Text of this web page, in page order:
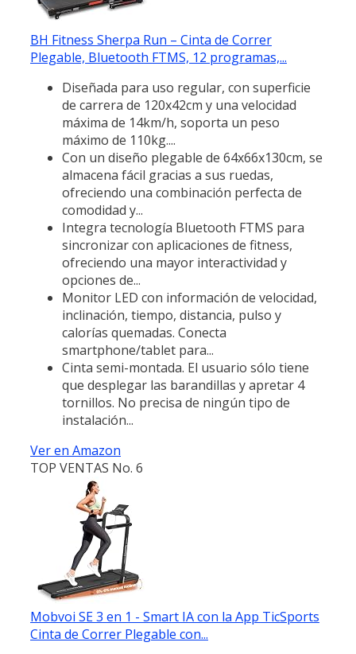
BH Fitness Sherpa Run – Cinta de Correr
Plegable, Bluetooth FTMS, 12 programas,...
Diseñada para uso regular, con superficie
de carrera de 120x42cm y una velocidad
máxima de 14km/h, soporta un peso
máximo de 110kg....
Con un diseño plegable de 64x66x130cm, se
almacena fácil gracias a sus ruedas,
ofreciendo una combinación perfecta de
comodidad y...
Integra tecnología Bluetooth FTMS para
sincronizar con aplicaciones de fitness,
ofreciendo una mayor interactividad y
opciones de...
Monitor LED con información de velocidad,
inclinación, tiempo, distancia, pulso y
calorías quemadas. Conecta
smartphone/tablet para...
Cinta semi-montada. El usuario sólo tiene
que desplegar las barandillas y apretar 4
tornillos. No precisa de ningún tipo de
instalación...
Ver en Amazon
TOP VENTAS No. 6
Mobvoi SE 3 en 1 - Smart IA con la App TicSports
Cinta de Correr Plegable con...